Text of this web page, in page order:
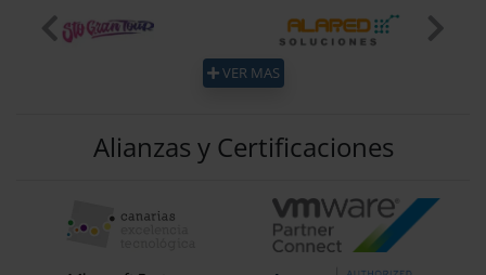
Previous Next
VER MAS
Alianzas y Certificaciones